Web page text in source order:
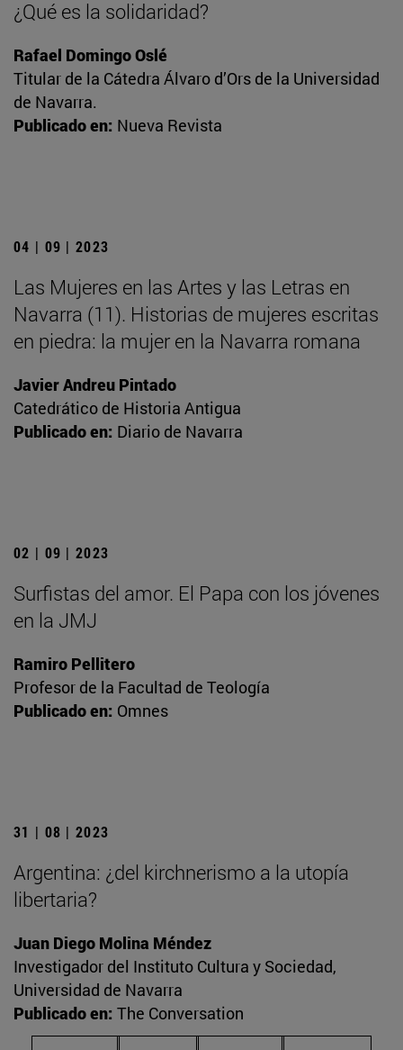
¿Qué es la solidaridad?
Rafael Domingo Oslé
Titular de la Cátedra Álvaro d’Ors de la Universidad
de Navarra.
Publicado en: Nueva Revista
04 | 09 | 2023
Las Mujeres en las Artes y las Letras en
Navarra (11). Historias de mujeres escritas
en piedra: la mujer en la Navarra romana
Javier Andreu Pintado
Catedrático de Historia Antigua
Publicado en: Diario de Navarra
02 | 09 | 2023
Surfistas del amor. El Papa con los jóvenes
en la JMJ
Ramiro Pellitero
Profesor de la Facultad de Teología
Publicado en: Omnes
31 | 08 | 2023
Argentina: ¿del kirchnerismo a la utopía
libertaria?
Juan Diego Molina Méndez
Investigador del Instituto Cultura y Sociedad,
Universidad de Navarra
Publicado en: The Conversation